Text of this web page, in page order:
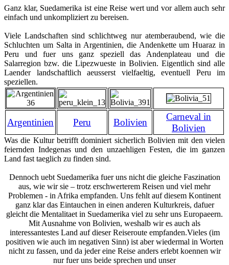
Ganz klar, Suedamerika ist eine Reise wert und vor allem auch sehr
einfach und unkompliziert zu bereisen.
Viele Landschaften sind schlichtweg nur atemberaubend, wie die
Schluchten um Salta in Argentinien, die Andenkette um Huaraz in
Peru und fuer uns ganz speziell das Andenplateau und die
Salarregion bzw. die Lipezwueste in Bolivien. Eigentlich sind alle
Laender landschaftlich aeusserst vielfaeltig, eventuell Peru im
speziellen.
Argentinien Peru Bolivien
Carneval in
Bolivien
Was die Kultur betrifft dominiert sicherlich Bolivien mit den vielen
feiernden Indegenas und den unzaehligen Festen, die im ganzen
Land fast taeglich zu finden sind.
Dennoch uebt Suedamerika fuer uns nicht die gleiche Faszination
aus, wie wir sie – trotz erschwerterem Reisen und viel mehr
Problemen - in Afrika empfanden. Uns fehlt auf diesem Kontinent
ganz klar das Eintauchen in einen anderen Kulturkreis, dafuer
gleicht die Mentalitaet in Suedamerika viel zu sehr uns Europaeern.
Mit Ausnahme von Bolivien, weshalb wir es auch als
interessantestes Land auf dieser Reiseroute empfanden.Vieles (im
positiven wie auch im negativen Sinn) ist aber wiedermal in Worten
nicht zu fassen, und da jeder eine Reise anders erlebt koennen wir
nur fuer uns beide sprechen und unser